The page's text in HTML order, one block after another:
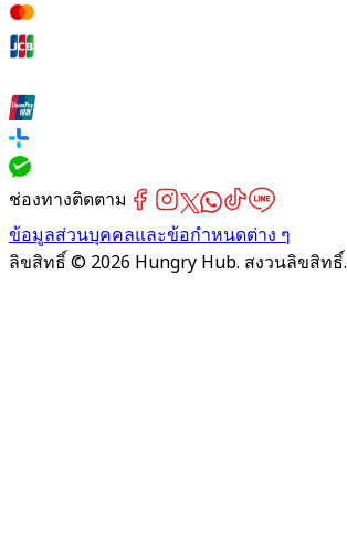
ช่องทางติดตาม
ข้อมูลส่วนบุคคลและข้อกำหนดต่าง ๆ
ลิขสิทธิ์ © 2026 Hungry Hub. สงวนลิขสิทธิ์.